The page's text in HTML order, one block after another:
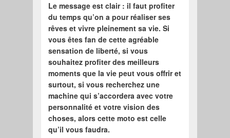
Le message est clair : il faut profiter
du temps qu’on a pour réaliser ses
rêves et vivre pleinement sa vie. Si
vous êtes fan de cette agréable
sensation de liberté, si vous
souhaitez profiter des meilleurs
moments que la vie peut vous offrir et
surtout, si vous recherchez une
machine qui s’accordera avec votre
personnalité et votre vision des
choses, alors cette moto est celle
qu’il vous faudra.